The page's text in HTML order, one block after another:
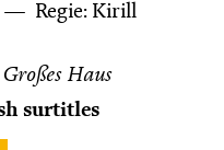
Regie: Kirill
Haus
surtitles